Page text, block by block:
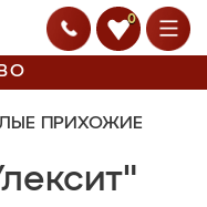
0
ПРИХОЖИЕ